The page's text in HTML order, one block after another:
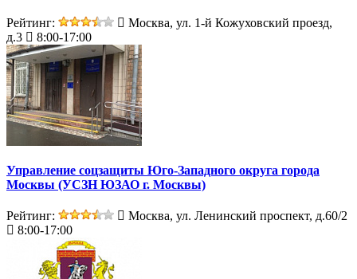
Рейтинг:
Москва, ул. 1-й Кожуховский проезд,
д.3
8:00-17:00
Управление соцзащиты Юго-Западного округа города
Москвы (УСЗН ЮЗАО г. Москвы)
Рейтинг:
Москва, ул. Ленинский проспект, д.60/2
8:00-17:00